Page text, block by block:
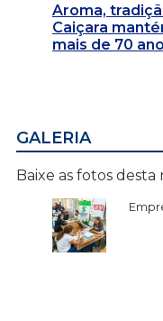
Aroma,
Caiçara
mais de 70
GALERIA
Baixe as fotos